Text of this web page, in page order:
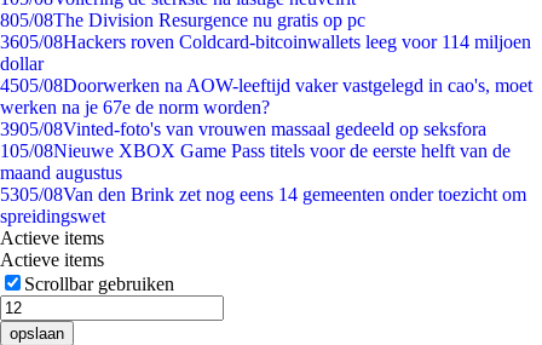
805/08The Division Resurgence nu gratis op pc
3605/08Hackers roven Coldcard-bitcoinwallets leeg voor 114 miljoen
dollar
4505/08Doorwerken na AOW-leeftijd vaker vastgelegd in cao's, moet
werken na je 67e de norm worden?
3905/08Vinted-foto's van vrouwen massaal gedeeld op seksfora
105/08Nieuwe XBOX Game Pass titels voor de eerste helft van de
maand augustus
5305/08Van den Brink zet nog eens 14 gemeenten onder toezicht om
spreidingswet
Actieve items
Actieve items
Scrollbar gebruiken
opslaan